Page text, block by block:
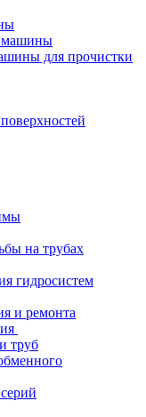
машины
для прочистки
на трубах
гидросистем
и ремонта
труб